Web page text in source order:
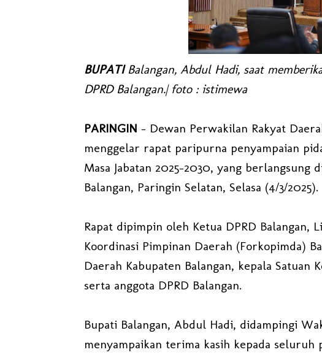
BUPATIBalangan, Abdul Hadi, saat
DPRD Balangan.| foto : istimewa
PARINGIN - Dewan Perwakilan Rakyat
menggelar rapat paripurna penyampaian
Masa Jabatan 2025-2030, yang berlangsung
Balangan, Paringin Selatan, Selasa (4/3/2025).
Rapat dipimpin oleh Ketua DPRD
Koordinasi Pimpinan Daerah (Forkopimda)
Daerah Kabupaten Balangan, kepala Satuan
serta anggota DPRD Balangan.
Bupati Balangan, Abdul Hadi, didampingi
menyampaikan terima kasih kepada